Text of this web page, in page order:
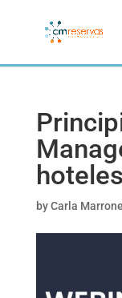
hoteles
byCarla Marrone